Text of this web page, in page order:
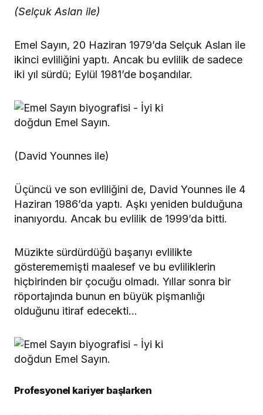
(Selçuk Aslan ile)
Emel Sayın, 20 Haziran 1979’da Selçuk Aslan ile
ikinci evliliğini yaptı. Ancak bu evlilik de sadece
iki yıl sürdü; Eylül 1981’de boşandılar.
(David Younnes ile)
Üçüncü ve son evliliğini de, David Younnes ile 4
Haziran 1986’da yaptı. Aşkı yeniden bulduğuna
inanıyordu. Ancak bu evlilik de 1999’da bitti.
Müzikte sürdürdüğü başarıyı evlilikte
gösterememişti maalesef ve bu evliliklerin
hiçbirinden bir çocuğu olmadı. Yıllar sonra bir
röportajında bunun en büyük pişmanlığı
olduğunu itiraf edecekti…
Profesyonel kariyer başlarken